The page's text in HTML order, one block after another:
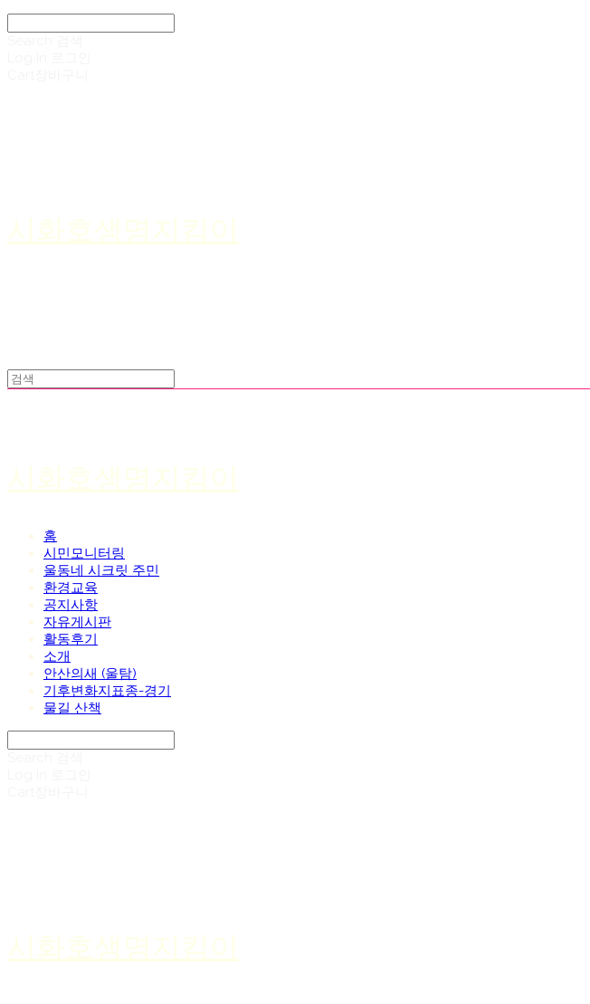
시화호생명지킴이
시화호생명지킴이
홈
시민모니터링
울동네 시크릿 주민
환경교육
공지사항
자유게시판
활동후기
소개
안산의새 (울탐)
기후변화지표종-경기
물길 산책
시화호생명지킴이